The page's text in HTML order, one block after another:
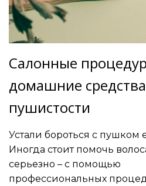
Салонные
домашние
пушистости
Устали бороться с пушком
Иногда стоит помочь
серьезно – с помощью
профессиональных